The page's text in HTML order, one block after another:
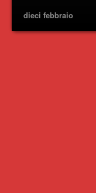
dieci febbraio